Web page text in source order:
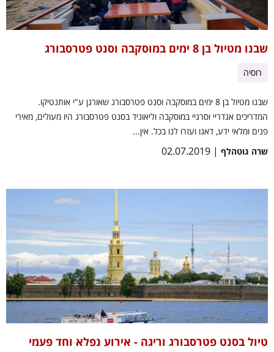
שבנו מטיול בן 8 ימים במוסקבה וסנט פטרסבורג
רוסיה
שבנו מטיול בן 8 ימים במוסקבה וסנט פטרסבורג שאורגן ע"י אותנטיקו.
המדריכים אנדריי וסרגיי במוסקבה וליאוניד בסנט פטרסבורג היו מעולים, מאירי
פנים ומלאי ידע, דאגו ועזרו לנו בכל. אין...
שרה גוטהלף | 02.07.2019
טיול בסנט פטרסבורג וריגה - אירוע נפלא וחד פעמי